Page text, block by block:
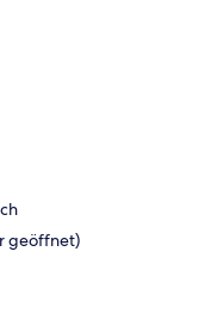
geöffnet)